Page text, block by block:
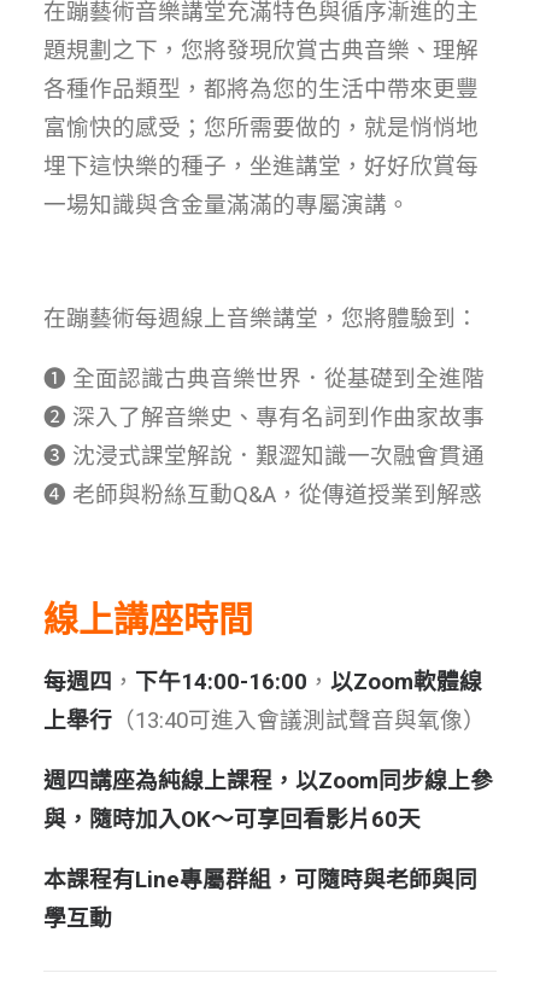
在蹦藝術音樂講堂充滿特色與循序漸進的主
題規劃之下，您將發現欣賞古典音樂、理解
各種作品類型，都將為您的生活中帶來更豐
富愉快的感受；您所需要做的，就是悄悄地
埋下這快樂的種子，坐進講堂，好好欣賞每
一場知識與含金量滿滿的專屬演講。
在蹦藝術每週線上音樂講堂，您將體驗到：
❶ 全面認識古典音樂世界．從基礎到全進階
❷ 深入了解音樂史、專有名詞到作曲家故事
❸ 沈浸式課堂解說．艱澀知識一次融會貫通
❹ 老師與粉絲互動Q&A，從傳道授業到解惑
線上講座時間
每週四 ， 下午14:00-16:00 ， 以Zoom軟體線
上舉行 （13:40可進入會議測試聲音與氧像）
週四講座為純線上課程，以Zoom同步線上參
與，隨時加入OK～可享回看影片60天
本課程有Line專屬群組，可隨時與老師與同
學互動